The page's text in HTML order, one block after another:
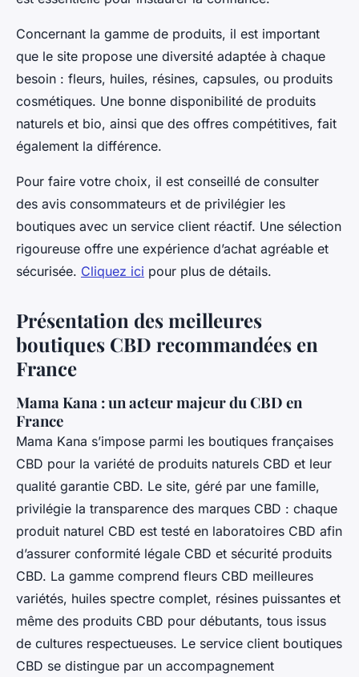
Concernant la gamme de produits, il est important
que le site propose une diversité adaptée à chaque
besoin : fleurs, huiles, résines, capsules, ou produits
cosmétiques. Une bonne disponibilité de produits
naturels et bio, ainsi que des offres compétitives, fait
également la différence.
Pour faire votre choix, il est conseillé de consulter
des avis consommateurs et de privilégier les
boutiques avec un service client réactif. Une sélection
rigoureuse offre une expérience d’achat agréable et
sécurisée. Cliquez ici pour plus de détails.
Présentation des meilleures
boutiques CBD recommandées en
France
Mama Kana : un acteur majeur du CBD en
France
Mama Kana s’impose parmi les boutiques françaises
CBD pour la variété de produits naturels CBD et leur
qualité garantie CBD. Le site, géré par une famille,
privilégie la transparence des marques CBD : chaque
produit naturel CBD est testé en laboratoires CBD afin
d’assurer conformité légale CBD et sécurité produits
CBD. La gamme comprend fleurs CBD meilleures
variétés, huiles spectre complet, résines puissantes et
même des produits CBD pour débutants, tous issus
de cultures respectueuses. Le service client boutiques
CBD se distingue par un accompagnement